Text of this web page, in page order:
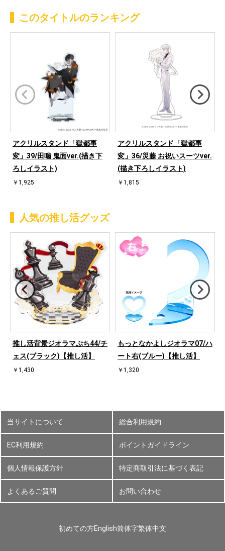
このタイトルのランキング
アクリルスタンド「獄都事
変」39/田噛 鬼面ver.(描き下
ろしイラスト)
￥1,925
アクリルスタンド「獄都事
変」36/災藤 お祝いスーツver.
(描き下ろしイラスト)
￥1,815
人気の推し活グッズ
推し活背景ジオラマぷち44/チ
ェス(ブラック)【推し活】
￥1,430
もっとなかよしジオラマ07/ハ
ート右(ブルー)【推し活】
￥1,320
当サイトについて 総合利用規約
EC利用規約 ポイントガイドライン
個人情報保護方針 特定商取引法に基づく表記
よくあるご質問 お問い合わせ
初めての方English简体字繁体中文